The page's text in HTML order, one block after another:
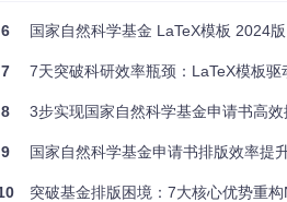
6 国家自然科学基金 LaTeX模板 2024版：让
7 7天突破科研效率瓶颈：LaTeX模板
8 3步实现国家自然科学基金申请书高
9 国家自然科学基金申请书排版效率提升：LaTeX
突破基金排版困境：7大核心优势重